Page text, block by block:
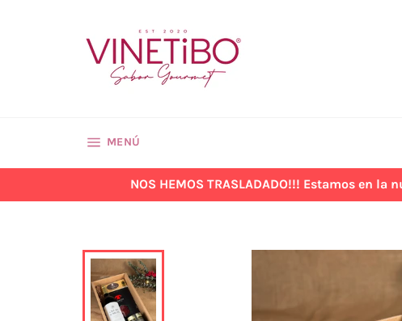
MENÚ
NOS HEMOS TRASLADADO!!! Estamos en